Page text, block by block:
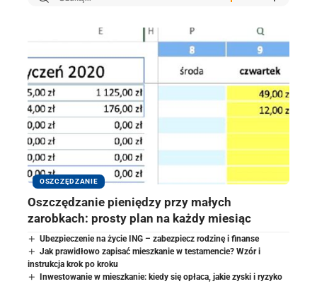
OSZCZĘDZANIE
Oszczędzanie pieniędzy przy małych
zarobkach: prosty plan na każdy miesiąc
Ubezpieczenie na życie ING – zabezpiecz rodzinę i finanse
Jak prawidłowo zapisać mieszkanie w testamencie? Wzór i
instrukcja krok po kroku
Inwestowanie w mieszkanie: kiedy się opłaca, jakie zyski i ryzyko